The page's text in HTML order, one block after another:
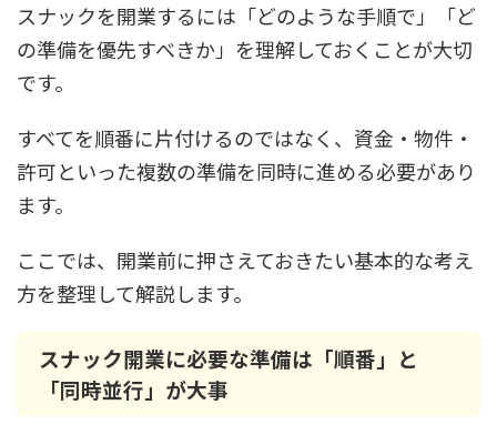
スナックを開業するには「どのような手順で」「ど
の準備を優先すべきか」を理解しておくことが大切
です。
すべてを順番に片付けるのではなく、資金・物件・
許可といった複数の準備を同時に進める必要があり
ます。
ここでは、開業前に押さえておきたい基本的な考え
方を整理して解説します。
スナック開業に必要な準備は「順番」と
「同時並行」が大事